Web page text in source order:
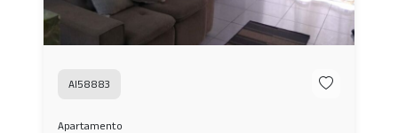
AI58883
Apartamento